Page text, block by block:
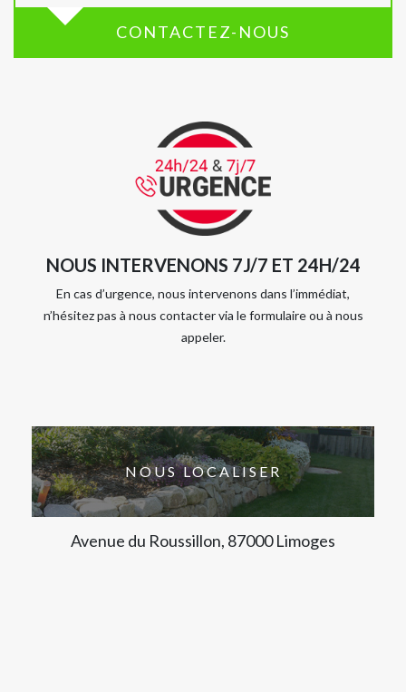
CONTACTEZ-NOUS
NOUS INTERVENONS 7J/7 ET 24H/24
En cas d’urgence, nous intervenons dans l’immédiat,
n’hésitez pas à nous contacter via le formulaire ou à nous
appeler.
NOUS LOCALISER
Avenue du Roussillon, 87000 Limoges